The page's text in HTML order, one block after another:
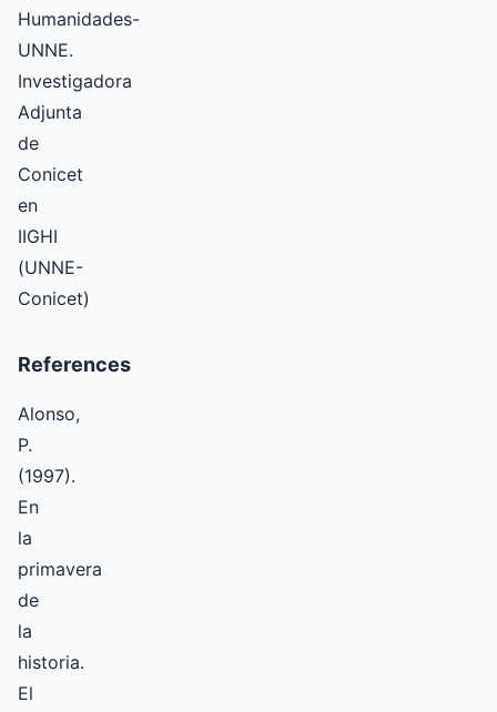
Humanidades-
UNNE.
Investigadora
Adjunta
de
Conicet
en
IIGHI
(UNNE-
Conicet)
References
Alonso,
P.
(1997).
En
la
primavera
de
la
historia.
El